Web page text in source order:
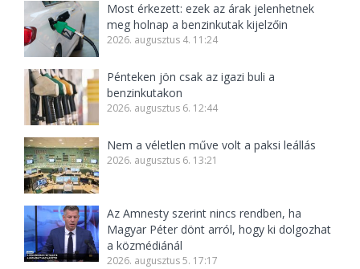
Most érkezett: ezek az árak jelenhetnek
meg holnap a benzinkutak kijelzőin
2026. augusztus 4. 11:24
Pénteken jön csak az igazi buli a
benzinkutakon
2026. augusztus 6. 12:44
Nem a véletlen műve volt a paksi leállás
2026. augusztus 6. 13:21
Az Amnesty szerint nincs rendben, ha
Magyar Péter dönt arról, hogy ki dolgozhat
a közmédiánál
2026. augusztus 5. 17:17